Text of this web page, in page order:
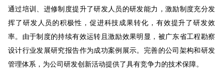
通过培训、进修制度提升了研发人员的研发能力，激励制度充分发
挥了研发人员的积极性，促进科技成果转化，有效提升了研发效
率。由于制度的持续有效运转且激励效果明显，被广东省工程勘察
设计行业发展研究报告作为成功案例展示。完善的公司架构和研发
管理体系，为公司研发创新活动提供了具有竞争力的技术保障。